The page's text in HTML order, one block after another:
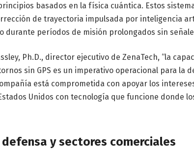
basados en la física cuántica. Estos
de trayectoria impulsada por inteligencia
durante períodos de misión prolongados sin
Ph.D., director ejecutivo de ZenaTech, “la
sin GPS es un imperativo operacional para la
está comprometida con apoyar los
Unidos con tecnología que funcione donde
y sectores comerciales